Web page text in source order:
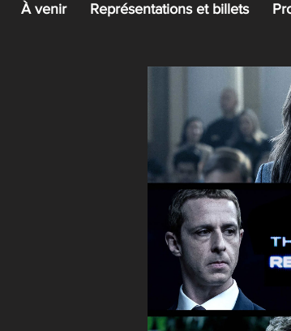
À venir Représentations et billets